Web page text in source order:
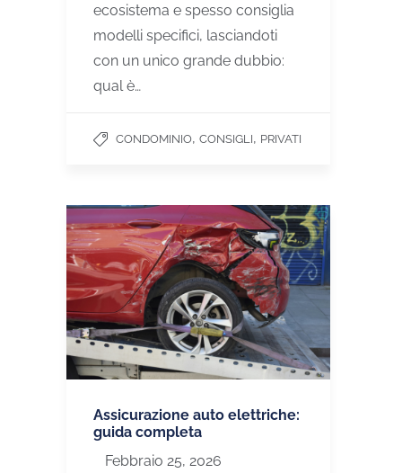
ecosistema e spesso consiglia
modelli specifici, lasciandoti
con un unico grande dubbio:
qual è…
CONDOMINIO, CONSIGLI, PRIVATI
Assicurazione auto elettriche:
guida completa
Febbraio 25, 2026